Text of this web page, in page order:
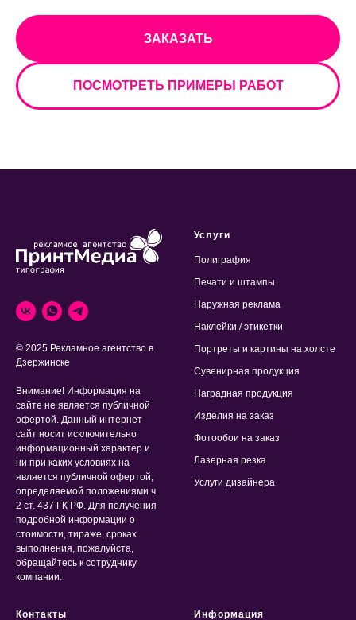
ЗАКАЗАТЬ
ПОСМОТРЕТЬ ПРИМЕРЫ РАБОТ
© 2025 Рекламное агентство в
Дзержинске
Внимание! Информация на
сайте не является публичной
офертой. Данный интернет
сайт носит исключительно
информационный характер и
ни при каких условиях на
является публичной офертой,
определяемой положениями ч.
2 ст. 437 ГК РФ. Для получения
подробной информации о
стоимости, тираже, сроках
выполнения, пожалуйста,
обращайтесь к сотруднику
компании.
Услуги
Полиграфия
Печати и штампы
Наружная реклама
Наклейки / этикетки
Портреты и картины на холсте
Сувенирная продукция
Наградная продукция
Изделия на заказ
Фотообои на заказ
Лазерная резка
Услуги дизайнера
Контакты Информация